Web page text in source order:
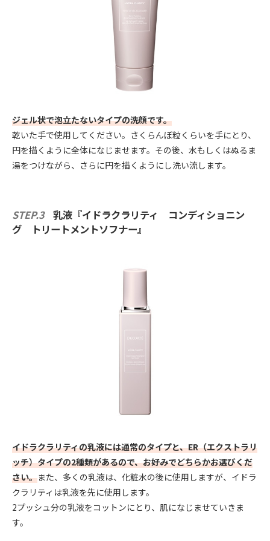
ジェル状で泡立たないタイプの洗顔です。
乾いた手で使用してください。さくらんぼ粒くらいを手にとり、
円を描くように全体になじませます。その後、水もしくはぬるま
湯をつけながら、さらに円を描くようにし洗い流します。
STEP.3 乳液『イドラクラリティ コンディショニン
グ トリートメントソフナー』
イドラクラリティの乳液には通常のタイプと、ER（エクストラリ
ッチ）タイプの2種類があるので、お好みでどちらかお選びくだ
さい。また、多くの乳液は、化粧水の後に使用しますが、イドラ
クラリティは乳液を先に使用します。
2プッシュ分の乳液をコットンにとり、肌になじませていきま
す。